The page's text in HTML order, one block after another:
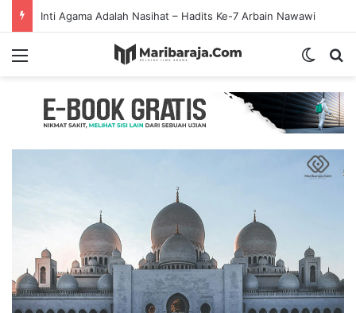
Inti Agama Adalah Nasihat – Hadits Ke-7 Arbain Nawawi